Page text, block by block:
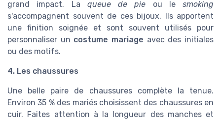
grand impact. La queue de pie ou le smoking
s'accompagnent souvent de ces bijoux. Ils apportent
une finition soignée et sont souvent utilisés pour
personnaliser un costume mariage avec des initiales
ou des motifs.
4. Les chaussures
Une belle paire de chaussures complète la tenue.
Environ 35 % des mariés choisissent des chaussures en
cuir. Faites attention à la longueur des manches et